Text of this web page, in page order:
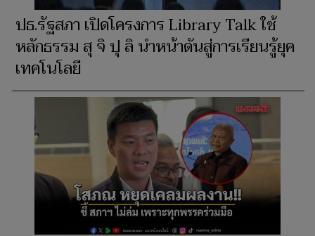
ปธ.รัฐสภา เปิดโครงการ Library Talk ใช้
หลักธรรม สุ จิ ปุ ลิ นำหน้าดันสู่การเรียนรู้ยุค
เทคโนโลยี